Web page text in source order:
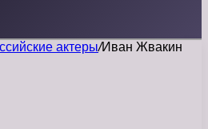
актеры/Иван Жвакин